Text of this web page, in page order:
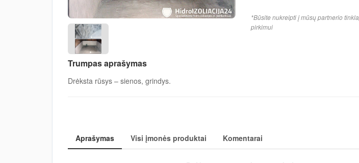
*Būsite nukreipti į mūsų partnerio
pirkimui
Trumpas aprašymas
Drėksta rūsys – sienos, grindys.
Aprašymas Visi įmonės produktai Komentarai